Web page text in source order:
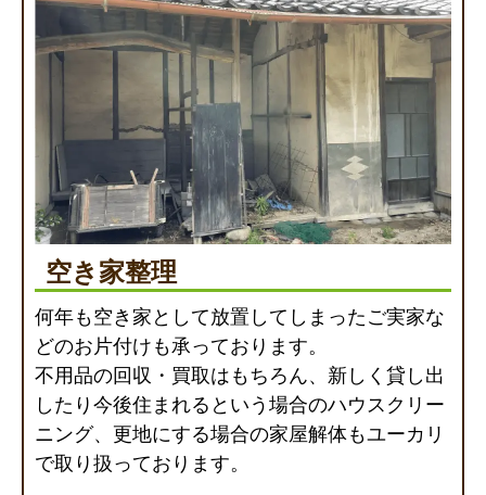
空き家整理
何年も空き家として放置してしまったご実家な
どのお片付けも承っております。
不用品の回収・買取はもちろん、新しく貸し出
したり今後住まれるという場合のハウスクリー
ニング、更地にする場合の家屋解体もユーカリ
で取り扱っております。